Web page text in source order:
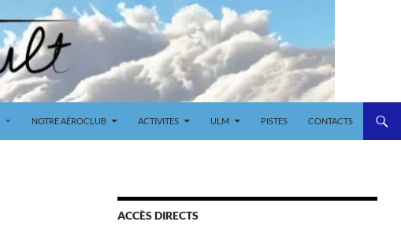
NOTRE AÉROCLUB ACTIVITES ULM PISTES CONTACTS
ACCÈS DIRECTS